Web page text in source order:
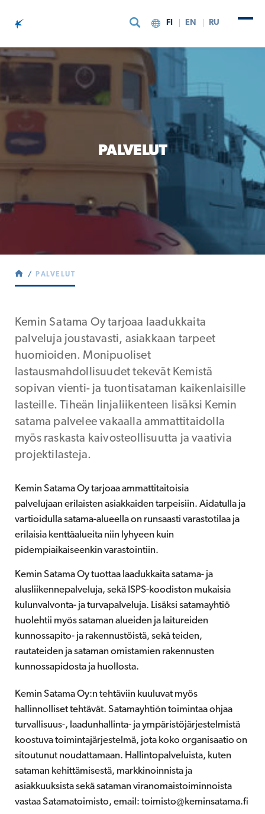
Siirry sisältöön
FI EN RU
PALVELUT
PALVELUT
Kemin Satama Oy tarjoaa laadukkaita
palveluja joustavasti, asiakkaan tarpeet
huomioiden. Monipuoliset
lastausmahdollisuudet tekevät Kemistä
sopivan vienti- ja tuontisataman kaikenlaisille
lasteille. Tiheän linjaliikenteen lisäksi Kemin
satama palvelee vakaalla ammattitaidolla
myös raskasta kaivosteollisuutta ja vaativia
projektilasteja.
Kemin Satama Oy tarjoaa ammattitaitoisia
palvelujaan erilaisten asiakkaiden tarpeisiin. Aidatulla ja
vartioidulla satama-alueella on runsaasti varastotilaa ja
erilaisia kenttäalueita niin lyhyeen kuin
pidempiaikaiseenkin varastointiin.
Kemin Satama Oy tuottaa laadukkaita satama- ja
alusliikennepalveluja, sekä ISPS-koodiston mukaisia
kulunvalvonta- ja turvapalveluja. Lisäksi satamayhtiö
huolehtii myös sataman alueiden ja laitureiden
kunnossapito- ja rakennustöistä, sekä teiden,
rautateiden ja sataman omistamien rakennusten
kunnossapidosta ja huollosta.
Kemin Satama Oy:n tehtäviin kuuluvat myös
hallinnolliset tehtävät. Satamayhtiön toimintaa ohjaa
turvallisuus-, laadunhallinta- ja ympäristöjärjestelmistä
koostuva toimintajärjestelmä, jota koko organisaatio on
sitoutunut noudattamaan. Hallintopalveluista, kuten
sataman kehittämisestä, markkinoinnista ja
asiakkuuksista sekä sataman viranomaistoiminnoista
vastaa Satamatoimisto, email: toimisto@keminsatama.fi